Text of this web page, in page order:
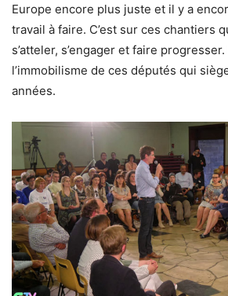
Europe encore plus juste et il y a
travail à faire. C’est sur ces chantiers
s’atteler, s’engager et faire
l’immobilisme de ces députés qui
années.